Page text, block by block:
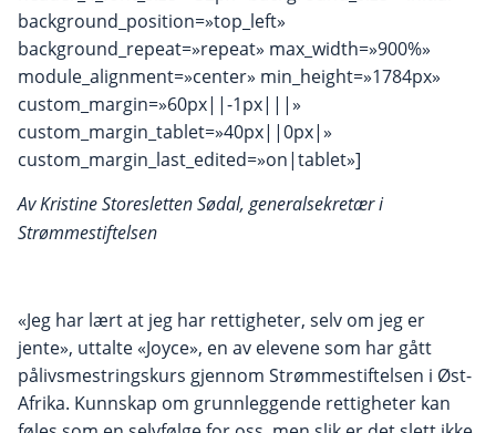
background_position=»top_left»
background_repeat=»repeat» max_width=»900%»
module_alignment=»center» min_height=»1784px»
custom_margin=»60px||-1px|||»
custom_margin_tablet=»40px||0px|»
custom_margin_last_edited=»on|tablet»]
AvKristineStoreslettenSødal, generalsekretær i
Strømmestiftelsen
«Jeg har lært at jeg har rettigheter, selv om jeg er
jente», uttalte «Joyce», en av elevenesom har gått
pålivsmestringskurs gjennom Strømmestiftelsen i Øst-
Afrika. Kunnskap om grunnleggende rettigheter kan